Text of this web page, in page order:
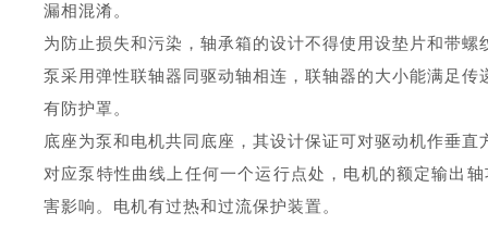
漏相混淆。
为防止损失和污染，轴承箱的设计不得使用设垫片和带
泵采用弹性联轴器同驱动轴相连，联轴器的大小能满足
有防护罩。
底座为泵和电机共同底座，其设计保证可对驱动机作垂
对应泵特性曲线上任何一个运行点处，电机的额定输出
害影响。电机有过热和过流保护装置。